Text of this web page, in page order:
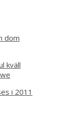
dom
kväll
i 2011